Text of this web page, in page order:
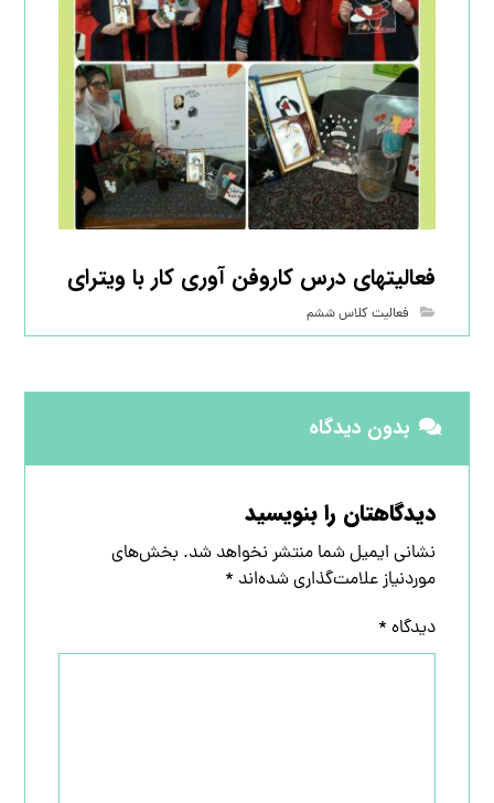
فعالیتهای درس کاروفن آوری کار با ویترای
فعالیت کلاس ششم
بدون دیدگاه
دیدگاهتان را بنویسید
نشانی ایمیل شما منتشر نخواهد شد. بخش‌های
موردنیاز علامت‌گذاری شده‌اند *
دیدگاه *